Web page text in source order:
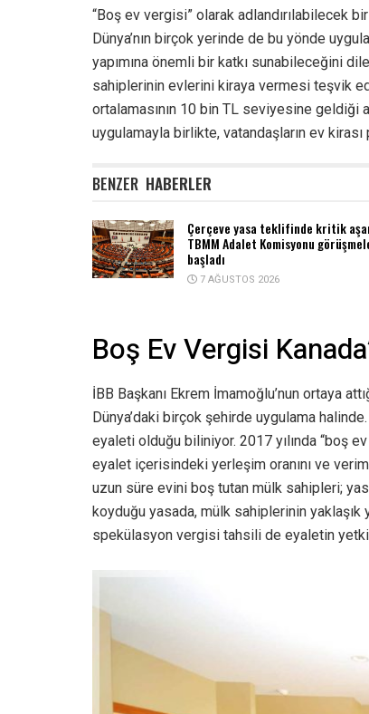
“Boş ev vergisi” olarak adlandırılabilecek
Dünya’nın birçok yerinde de bu yönde
yapımına önemli bir katkı sunabileceğini
sahiplerinin evlerini kiraya vermesi teşvik
ortalamasının 10 bin TL seviyesine geldiği
uygulamayla birlikte, vatandaşların ev
BENZER HABERLER
Çerçeve yasa teklifinde kritik
TBMM Adalet Komisyonu
başladı
7 AĞUSTOS 2026
Boş Ev Vergisi
İBB Başkanı Ekrem İmamoğlu’nun ortaya
Dünya’daki birçok şehirde uygulama
eyaleti olduğu biliniyor. 2017 yılında “boş
eyalet içerisindeki yerleşim oranını ve
uzun süre evini boş tutan mülk sahipleri;
koyduğu yasada, mülk sahiplerinin
spekülasyon vergisi tahsili de eyaletin